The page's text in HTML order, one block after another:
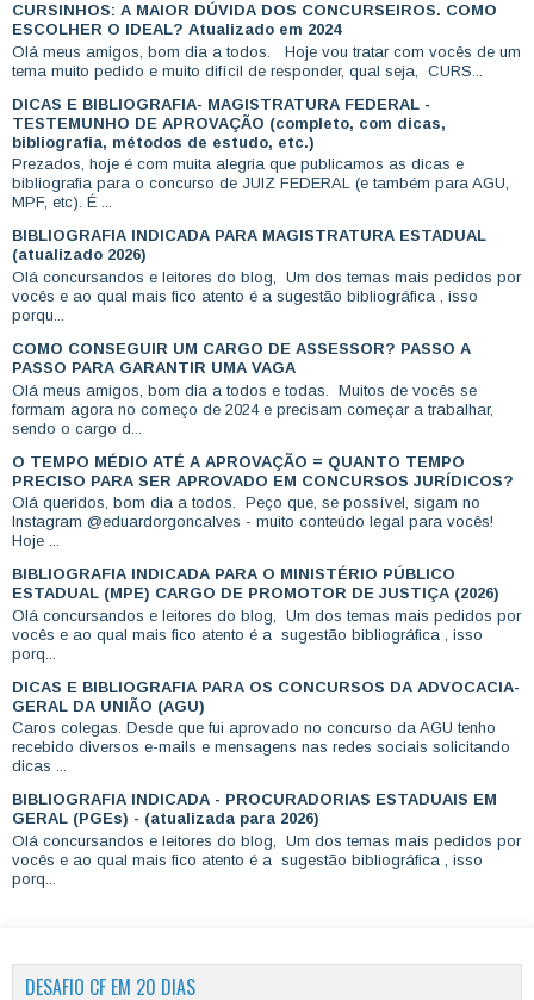
CURSINHOS: A MAIOR DÚVIDA DOS CONCURSEIROS. COMO
ESCOLHER O IDEAL? Atualizado em 2024
Olá meus amigos, bom dia a todos. Hoje vou tratar com vocês de um
tema muito pedido e muito difícil de responder, qual seja, CURS...
DICAS E BIBLIOGRAFIA- MAGISTRATURA FEDERAL -
TESTEMUNHO DE APROVAÇÃO (completo, com dicas,
bibliografia, métodos de estudo, etc.)
Prezados, hoje é com muita alegria que publicamos as dicas e
bibliografia para o concurso de JUIZ FEDERAL (e também para AGU,
MPF, etc). É ...
BIBLIOGRAFIA INDICADA PARA MAGISTRATURA ESTADUAL
(atualizado 2026)
Olá concursandos e leitores do blog, Um dos temas mais pedidos por
vocês e ao qual mais fico atento é a sugestão bibliográfica , isso
porqu...
COMO CONSEGUIR UM CARGO DE ASSESSOR? PASSO A
PASSO PARA GARANTIR UMA VAGA
Olá meus amigos, bom dia a todos e todas. Muitos de vocês se
formam agora no começo de 2024 e precisam começar a trabalhar,
sendo o cargo d...
O TEMPO MÉDIO ATÉ A APROVAÇÃO = QUANTO TEMPO
PRECISO PARA SER APROVADO EM CONCURSOS JURÍDICOS?
Olá queridos, bom dia a todos. Peço que, se possível, sigam no
Instagram @eduardorgoncalves - muito conteúdo legal para vocês!
Hoje ...
BIBLIOGRAFIA INDICADA PARA O MINISTÉRIO PÚBLICO
ESTADUAL (MPE) CARGO DE PROMOTOR DE JUSTIÇA (2026)
Olá concursandos e leitores do blog, Um dos temas mais pedidos por
vocês e ao qual mais fico atento é a sugestão bibliográfica , isso
porq...
DICAS E BIBLIOGRAFIA PARA OS CONCURSOS DA ADVOCACIA-
GERAL DA UNIÃO (AGU)
Caros colegas. Desde que fui aprovado no concurso da AGU tenho
recebido diversos e-mails e mensagens nas redes sociais solicitando
dicas ...
BIBLIOGRAFIA INDICADA - PROCURADORIAS ESTADUAIS EM
GERAL (PGEs) - (atualizada para 2026)
Olá concursandos e leitores do blog, Um dos temas mais pedidos por
vocês e ao qual mais fico atento é a sugestão bibliográfica , isso
porq...
DESAFIO CF EM 20 DIAS